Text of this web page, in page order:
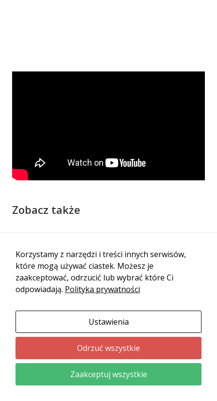
Zobacz także
Plan zwiedzania Paryża – Cztery dni
w Mieście Miłości
Korzystamy z narzędzi i treści innych serwisów,
które mogą używać ciastek. Możesz je
zaakceptować, odrzucić lub wybrać które Ci
odpowiadają. Polityka prywatności
Ustawienia
Odrzuć wszystkie
Zaakceptuj wszystkie